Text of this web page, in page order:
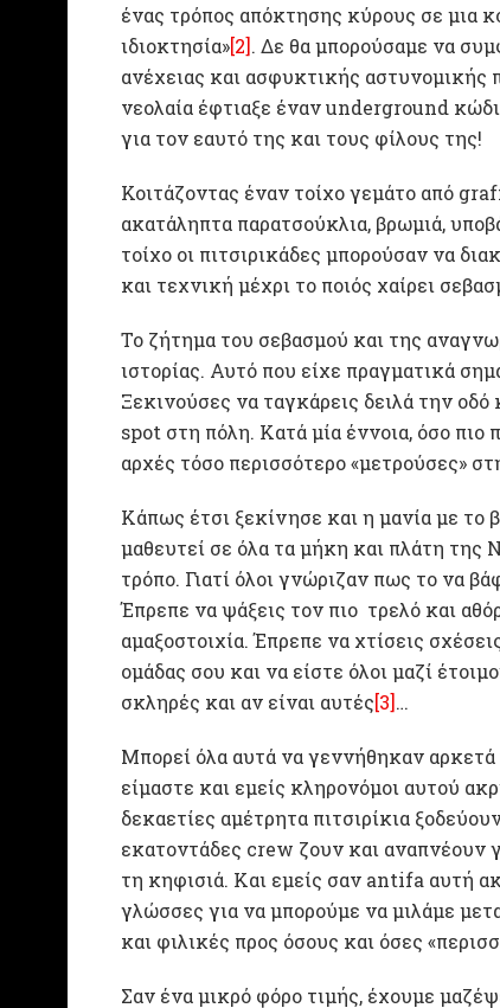
ένας τρόπος απόκτησης κύρους σε μια
ιδιοκτησία»[2]. Δε θα μπορούσαμε να
ανέχειας και ασφυκτικής
νεολαία έφτιαξε έναν underground
για τον εαυτό της και τους φίλους της!
Κοιτάζοντας έναν τοίχο γεμάτο από
ακατάληπτα παρατσούκλια, βρωμιά,
τοίχο οι πιτσιρικάδες μπορούσαν να
και τεχνική μέχρι το ποιός χαίρει
Το ζήτημα του σεβασμού και της
ιστορίας. Αυτό που είχε πραγματικά
Ξεκινούσες να ταγκάρεις δειλά την
spot στη πόλη. Κατά μία έννοια, όσο πιο
αρχές τόσο περισσότερο «μετρούσες»
Κάπως έτσι ξεκίνησε και η μανία με
μαθευτεί σε όλα τα μήκη και πλάτη της
τρόπο. Γιατί όλοι γνώριζαν πως το να
Έπρεπε να ψάξεις τον πιο τρελό και
αμαξοστοιχία. Έπρεπε να χτίσεις
ομάδας σου και να είστε όλοι μαζί
σκληρές και αν είναι αυτές[3]…
Μπορεί όλα αυτά να γεννήθηκαν αρκετά
είμαστε και εμείς κληρονόμοι αυτού
δεκαετίες αμέτρητα πιτσιρίκια
εκατοντάδες crew ζουν και αναπνέουν
τη κηφισιά. Και εμείς σαν antifa αυτή
γλώσσες για να μπορούμε να μιλάμε
και φιλικές προς όσους και όσες
Σαν ένα μικρό φόρο τιμής, έχουμε